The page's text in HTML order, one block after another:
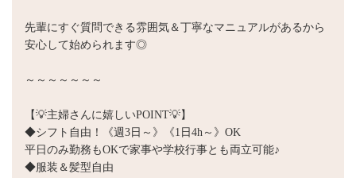
先輩にすぐ質問できる雰囲気＆丁寧なマニュアルがあるから
安心して始められます◎
～～～～～～～
【💡主婦さんに嬉しいPOINT💡】
◆シフト自由！《週3日～》《1日4h～》OK
平日のみ勤務もOKで家事や学校行事とも両立可能♪
◆服装＆髪型自由